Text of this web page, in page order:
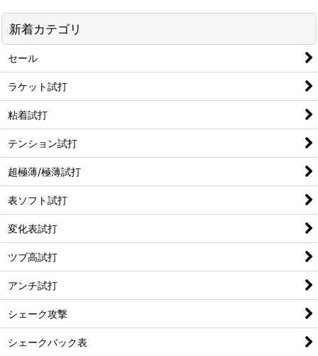
新着カテゴリ
セール
ラケット試打
粘着試打
テンション試打
超極薄/極薄試打
表ソフト試打
変化表試打
ツブ高試打
アンチ試打
シェーク攻撃
シェークバック表